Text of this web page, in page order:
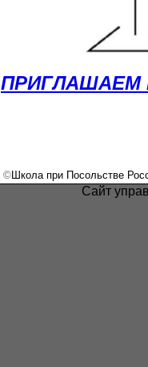
ПРИГЛАШАЕМ
©Школа при Посольстве
Сайт